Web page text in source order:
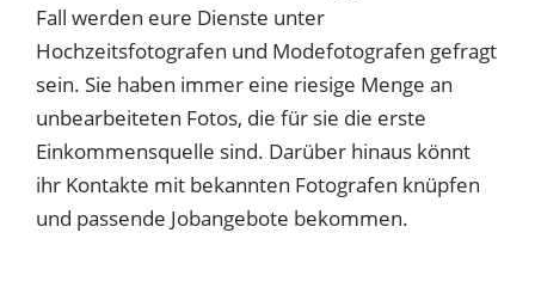
Fall werden eure Dienste unter
Hochzeitsfotografen und Modefotografen gefragt
sein. Sie haben immer eine riesige Menge an
unbearbeiteten Fotos, die für sie die erste
Einkommensquelle sind. Darüber hinaus könnt
ihr Kontakte mit bekannten Fotografen knüpfen
und passende Jobangebote bekommen.